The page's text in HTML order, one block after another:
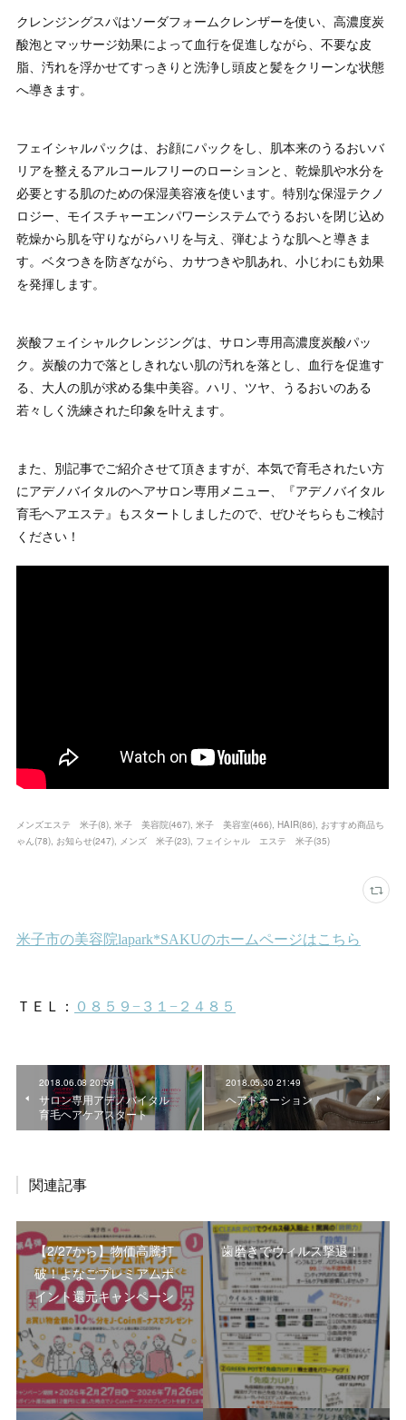
クレンジングスパはソーダフォームクレンザーを使い、高濃度炭
酸泡とマッサージ効果によって血行を促進しながら、不要な皮
脂、汚れを浮かせてすっきりと洗浄し頭皮と髪をクリーンな状態
へ導きます。
フェイシャルパックは、お顔にパックをし、肌本来のうるおいバ
リアを整えるアルコールフリーのローションと、乾燥肌や水分を
必要とする肌のための保湿美容液を使います。特別な保湿テクノ
ロジー、モイスチャーエンパワーシステムでうるおいを閉じ込め
乾燥から肌を守りながらハリを与え、弾むような肌へと導きま
す。ベタつきを防ぎながら、カサつきや肌あれ、小じわにも効果
を発揮します。
炭酸フェイシャルクレンジングは、サロン専用高濃度炭酸パッ
ク。炭酸の力で落としきれない肌の汚れを落とし、血行を促進す
る、大人の肌が求める集中美容。ハリ、ツヤ、うるおいのある
若々しく洗練された印象を叶えます。
また、別記事でご紹介させて頂きますが、本気で育毛されたい方
にアデノバイタルのヘアサロン専用メニュー、『アデノバイタル
育毛ヘアエステ』もスタートしましたので、ぜひそちらもご検討
ください！
メンズエステ 米子(8) 米子 美容院(467) 米子 美容室(466) HAIR(86) おすすめ商品ち
ゃん(78) お知らせ(247) メンズ 米子(23) フェイシャル エステ 米子(35)
2018.06.08 20:59
サロン専用アデノバイタル
育毛ヘアケアスタート
2018.05.30 21:49
ヘアドネーション
関連記事
【2/27から】物価高騰打
破！よなごプレミアムポ
イント還元キャンペーン
歯磨きでウィルス撃退！